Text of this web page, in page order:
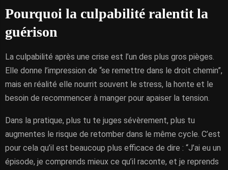
Pourquoi la culpabilité ralentit la
guérison
La culpabilité après une crise est l’un des plus gros pièges.
Elle donne l’impression de “se remettre dans le droit chemin”,
mais en réalité elle nourrit souvent le stress, la honte et le
besoin de recommencer à manger pour apaiser la tension.
Dans la pratique, plus tu te juges sévèrement, plus tu
augmentes le risque de retomber dans le même cycle. C’est
pour cela qu’il est beaucoup plus efficace de dire : “J’ai eu un
épisode, je comprends mieux ce qu’il raconte, et je reprends